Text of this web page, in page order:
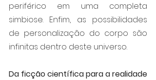
periférico em uma completa
simbiose. Enfim, as possibilidades
de personalização do corpo são
infinitas dentro deste universo.
Da ficção científica para a realidade